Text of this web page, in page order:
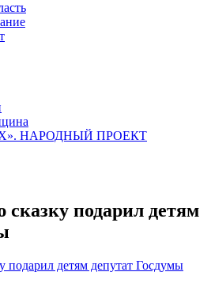
НАРОДНЫЙ ПРОЕКТ
сказку подарил детям